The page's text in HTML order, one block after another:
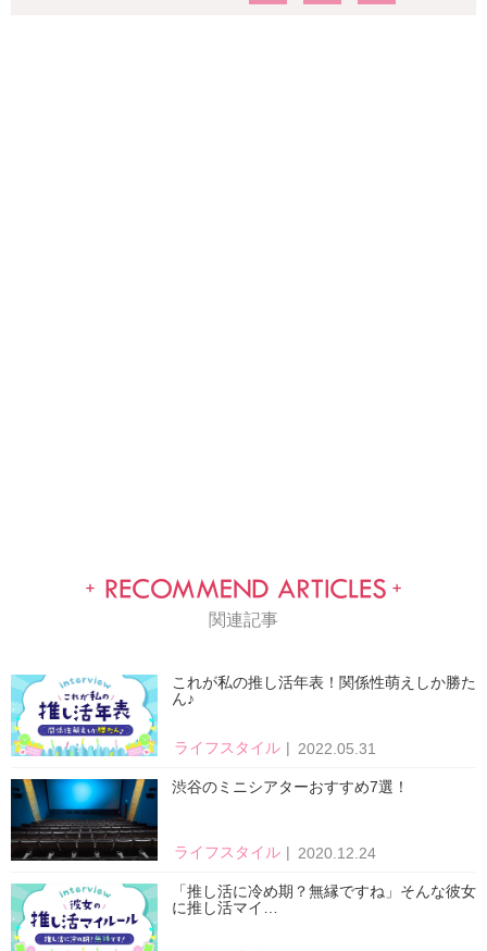
関連記事
これが私の推し活年表！関係性萌えしか勝た
ん♪
ライフスタイル 2022.05.31
渋谷のミニシアターおすすめ7選！
ライフスタイル 2020.12.24
「推し活に冷め期？無縁ですね」そんな彼女
に推し活マイ…